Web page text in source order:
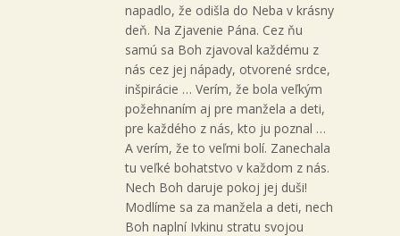
napadlo, že odišla do Neba v krásny
deň. Na Zjavenie Pána. Cez ňu
samú sa Boh zjavoval každému z
nás cez jej nápady, otvorené srdce,
inšpirácie … Verím, že bola veľkým
požehnaním aj pre manžela a deti,
pre každého z nás, kto ju poznal …
A verím, že to veľmi bolí. Zanechala
tu veľké bohatstvo v každom z nás.
Nech Boh daruje pokoj jej duši!
Modlíme sa za manžela a deti, nech
Boh naplní Ivkinu stratu svojou